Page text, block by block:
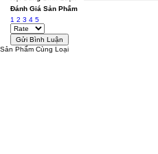
Đánh Giá Sản Phẩm
1 2 3 4 5
Sản Phẩm Cùng Loại